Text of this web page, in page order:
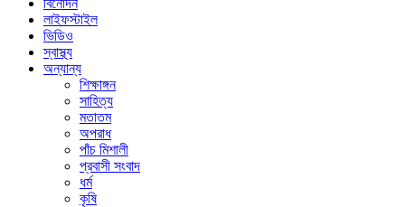
বিনোদন
লাইফস্টাইল
ভিডিও
স্বাস্থ্য
অন্যান্য
শিক্ষাঙ্গন
সাহিত্য
মতাতম
অপরাধ
পাঁচ মিশালী
প্রবাসী সংবাদ
ধর্ম
কৃষি